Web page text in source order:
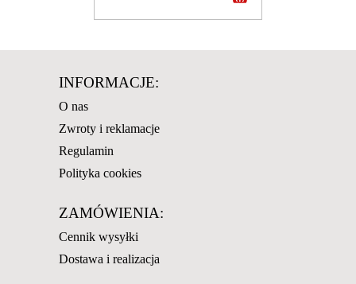
INFORMACJE:
O nas
Zwroty i reklamacje
Regulamin
Polityka cookies
ZAMÓWIENIA:
Cennik wysyłki
Dostawa i realizacja